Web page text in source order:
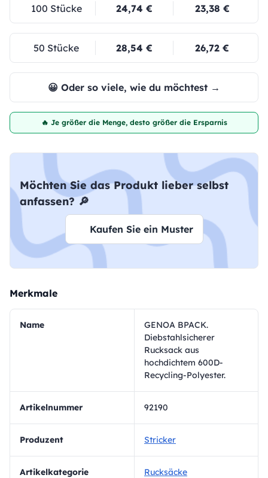
100 Stücke 24,74 € 23,38 €
50 Stücke 28,54 € 26,72 €
😀 Oder so viele, wie du möchtest →
🔥 Je größer die Menge, desto größer die Ersparnis
Möchten Sie das Produkt lieber selbst
anfassen? 🔎
Kaufen Sie ein Muster
Merkmale
Name
GENOA BPACK.
Diebstahlsicherer
Rucksack aus
hochdichtem 600D-
Recycling-Polyester.
Artikelnummer 92190
Produzent Stricker
Artikelkategorie Rucksäcke